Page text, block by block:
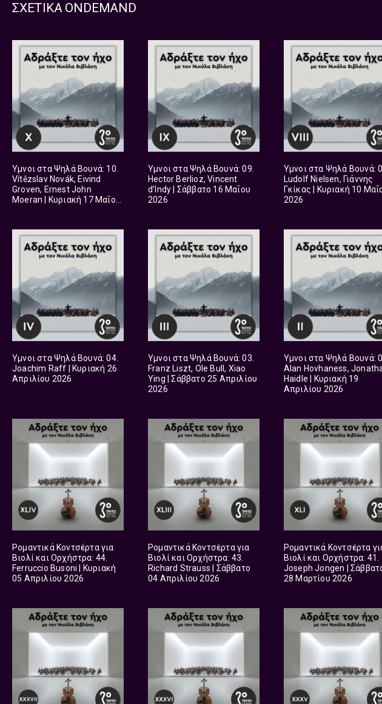
ΣΧΕΤΙΚΑ ONDEMAND
Ύμνοι στα Ψηλά Βουνά: 10.
Vítězslav Novák, Eivind
Groven, Ernest John
Moeran | Κυριακή 17 Μαΐου
Ύμνοι στα Ψηλά Βουνά: 09.
Hector Berlioz, Vincent
d’Indy | Σάββατο 16 Μαΐου
2026
Ύμνοι στα Ψηλά Βουνά:
Ludolf Nielsen, Γιάννης
Γκίκας | Κυριακή 10
2026
Ύμνοι στα Ψηλά Βουνά: 04.
Joachim Raff | Κυριακή 26
Απριλίου 2026
Ύμνοι στα Ψηλά Βουνά: 03.
Franz Liszt, Ole Bull, Xiao
Ying | Σάββατο 25 Απριλίου
2026
Ύμνοι στα Ψηλά Βουνά:
Alan Hovhaness,
Haidle | Κυριακή 19
Απριλίου 2026
Ρομαντικά Κοντσέρτα για
Βιολί και Ορχήστρα: 44.
Ferruccio Busoni | Κυριακή
05 Απριλίου 2026
Ρομαντικά Κοντσέρτα για
Βιολί και Ορχήστρα: 43.
Richard Strauss | Σάββατο
04 Απριλίου 2026
Ρομαντικά Κοντσέρτα
Βιολί και Ορχήστρα: 41.
Joseph Jongen |
28 Μαρτίου 2026